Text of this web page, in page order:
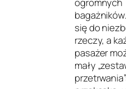
ogromnych
się do
rzeczy, a
pasażer
mały